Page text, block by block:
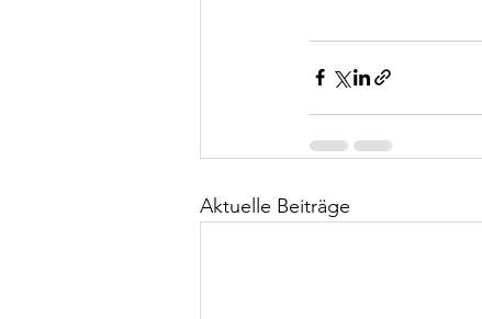
Aktuelle Beiträge